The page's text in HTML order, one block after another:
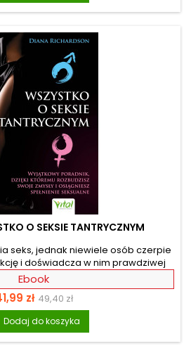
ważne jest świadome wzmacnianie
O SEKSIE TANTRYCZNYM
seks, jednak niewiele osób czerpie
i doświadcza w nim prawdziwej
wymiar rozkoszy i zmień swoje
tantrze. Autorka, światowej sławy
przed tobą, czym jest seks
Dzięki tej książce dowiesz się,
sztuki miłości odzyskać
ciała i umysłu. Nawiąż prawdziwą
Ebook
zł Cena
podstawowa
49,40 zł
Dodaj do koszyka